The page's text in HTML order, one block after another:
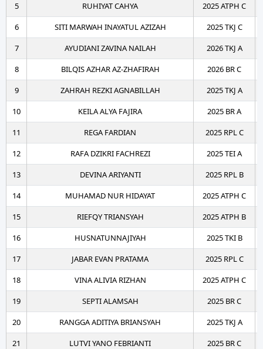
5
RUHIYAT CAHYA
2025 ATPH C
6
SITI MARWAH INAYATUL AZIZAH
2025 TKJ C
7
AYUDIANI ZAVINA NAILAH
2026 TKJ A
8
BILQIS AZHAR AZ-ZHAFIRAH
2026 BR C
9
ZAHRAH REZKI AGNABILLAH
2025 TKJ A
10
KEILA ALYA FAJIRA
2025 BR A
11
REGA FARDIAN
2025 RPL C
12
RAFA DZIKRI FACHREZI
2025 TEI A
13
DEVINA ARIYANTI
2025 RPL B
14
MUHAMAD NUR HIDAYAT
2025 ATPH C
15
RIEFQY TRIANSYAH
2025 ATPH B
16
HUSNATUNNAJIYAH
2025 TKI B
17
JABAR EVAN PRATAMA
2025 RPL C
18
VINA ALIVIA RIZHAN
2025 ATPH C
19
SEPTI ALAMSAH
2025 BR C
20
RANGGA ADITIYA BRIANSYAH
2025 TKJ A
21
LUTVI YANO FEBRIANTI
2025 BR C